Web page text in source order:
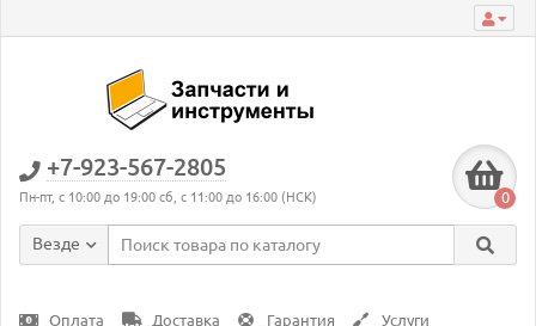
+7-923-567-2805
Пн-пт, с 10:00 до 19:00 сб, с 11:00 до 16:00 (НСК) 0
Везде
Оплата Доставка Гарантия
Услуги